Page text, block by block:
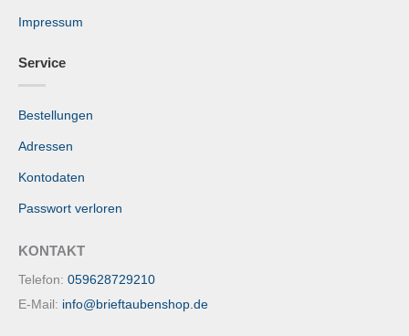
Impressum
Service
Bestellungen
Adressen
Kontodaten
Passwort verloren
KONTAKT
Telefon: 059628729210
E-Mail: info@brieftaubenshop.de